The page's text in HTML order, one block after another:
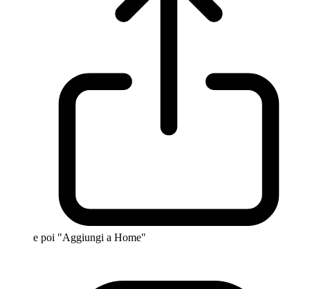
e poi "Aggiungi a Home"